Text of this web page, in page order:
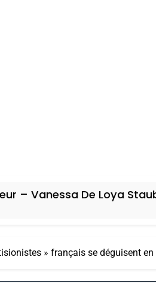
Loya Stauber
» français se déguisent